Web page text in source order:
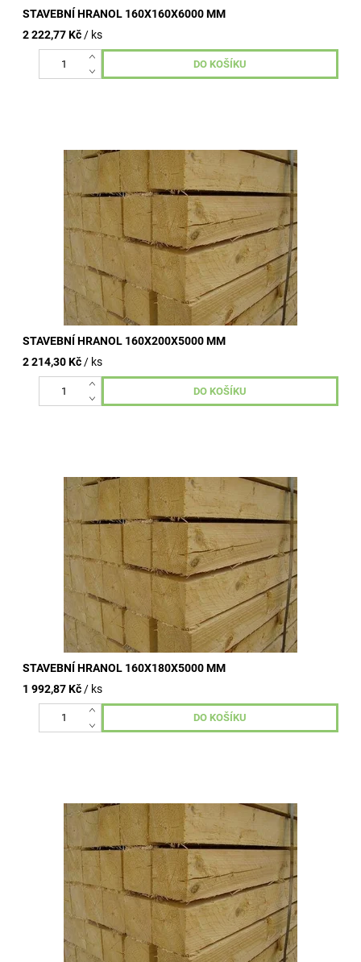
STAVEBNÍ HRANOL 160X160X6000 MM
2 222,77 Kč/ ks
Stavební hranoly omítané, nehoblované, vzduchosuché.
Kvalitní dřevo od dlouhodobě ověřených výrobních závodů.
Široké využití ve...
STAVEBNÍ HRANOL 160X200X5000 MM
2 214,30 Kč / ks
Stavební hranoly omítané, nehoblované, vzduchosuché.
Kvalitní dřevo od dlouhodobě ověřených výrobních závodů.
Široké využití ve...
STAVEBNÍ HRANOL 160X180X5000 MM
1 992,87 Kč / ks
Stavební hranoly omítané, nehoblované, vzduchosuché.
Kvalitní dřevo od dlouhodobě ověřených výrobních závodů.
Široké využití ve...